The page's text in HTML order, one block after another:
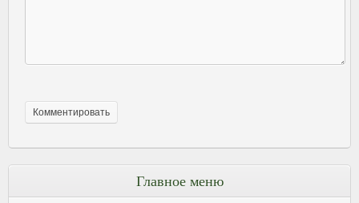
Главное меню